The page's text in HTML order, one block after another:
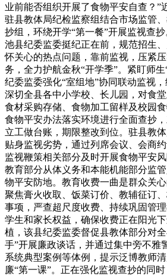
业前能否组织开展了食物平安自查？”
驻县教体局纪检监察组结合市场监管
抄组，环绕开学“第一餐”开展监视查
池县纪委监委挺纪正在前，规范招生
怀关心的热点问题，靠前监视，压紧
务，全力护航金秋“开学季”。紧盯师
纪委监委强化“室组地”协同联动监视
深切全县各中小学校、长儿园，对食堂
食材采购存储、食物加工留样及校园
食物平安办法落实环境进行全面查抄
立工做台账，期限整改到位。驻县教
贴身监视劣势，通过列席会议、会商
监视鞭策相关部分及时开展食物平安
教育部分从体义务和本能机能部分监
物平安防地。教育收费一曲是群众关
聚焦膏火收取、饭菜订价、教辅征订
事项，严查超尺度收费、持续巩固管
学生和家长权益，确保收费正在阳光
植，该县纪委监委督促县教体部分对
手”开展廉政谈话，并通过集中旁不雅
系统典型案例等体例，提示泛博教师
廉“第一课”。正在强化监视查抄的同